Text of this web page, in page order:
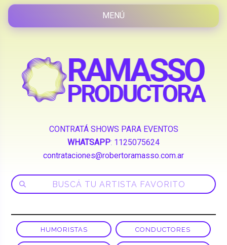
CONTRATÁ SHOWS PARA EVENTOS
WHATSAPP: 1125075624
contrataciones@robertoramasso.com.ar
HUMORISTAS CONDUCTORES